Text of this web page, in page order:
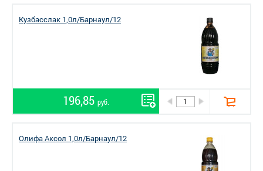
Кузбасслак 1,0л/Барнаул/12
196,85 руб.
Олифа Аксол 1,0л/Барнаул/12